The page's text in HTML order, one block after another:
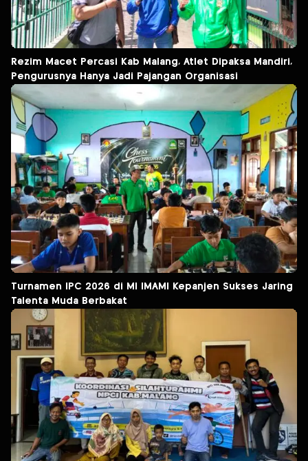
Rezim Macet Percasi Kab Malang, Atlet Dipaksa Mandiri,
Pengurusnya Hanya Jadi Pajangan Organisasi
Turnamen IPC 2026 di MI IMAMI Kepanjen Sukses Jaring
Talenta Muda Berbakat